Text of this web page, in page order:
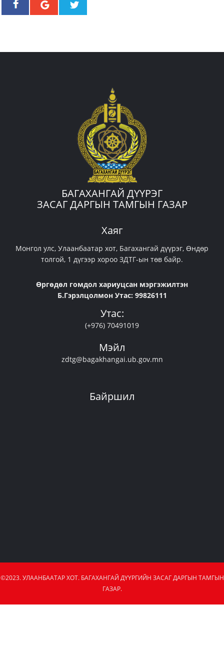
БАГАХАНГАЙ ДҮҮРЭГ
ЗАСАГ ДАРГЫН ТАМГЫН ГАЗАР
Хаяг
Монгол улс, Улаанбаатар хот, Багахангай дүүрэг, Өндөр
толгой, 1 дүгээр хороо ЗДТГ-ын төв байр.
Өргөдөл гомдол хариуцсан мэргэжилтэн
Б.Гэрэлцолмон Утас: 99826111
Утас:
(+976) 70491019
Мэйл
zdtg@bagakhangai.ub.gov.mn
Байршил
©2023. УЛААНБААТАР ХОТ. БАГАХАНГАЙ ДҮҮРГИЙН ЗАСАГ ДАРГЫН ТАМГЫН
ГАЗАР.